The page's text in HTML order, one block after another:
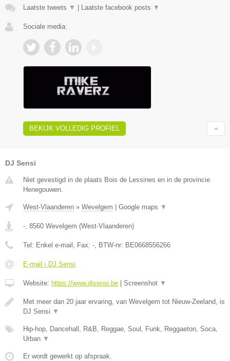
Laatste tweets ▼ Laatste facebook posts ▼
Sociale media:
BEKIJK VOLLEDIG PROFIEL
DJ Sensi
Niet gevestigd in de plaats Bois de Lessines en in de provincie
Henegouwen.
West-Vlaanderen » Wevelgem Google maps ▼
-, 8560 Wevelgem (West-Vlaanderen)
Tel: Enkel e-mail , Fax: -, BTW-nr: BE0668556266
E-mail › DJ Sensi
Website: https://www.djsensi.be Screenshot ▼
Met meer dan 20 jaar ervaring, van Wevelgem tot Nieuw-Zeeland, is
DJ Sensi ▼
Hip-hop, Dancehall, R&B, Reggae, Soul, Funk, Reggaeton, Soca,
Urban ▼
Er wordt gewerkt op afspraak.